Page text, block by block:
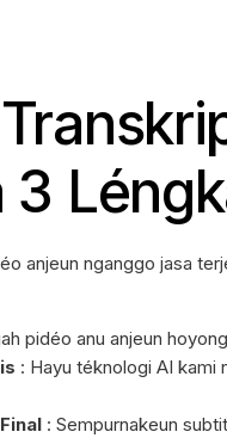
3
anjeun nganggo jasa
pidéo anu anjeun
: Hayu téknologi AI kami
: Sempurnakeun